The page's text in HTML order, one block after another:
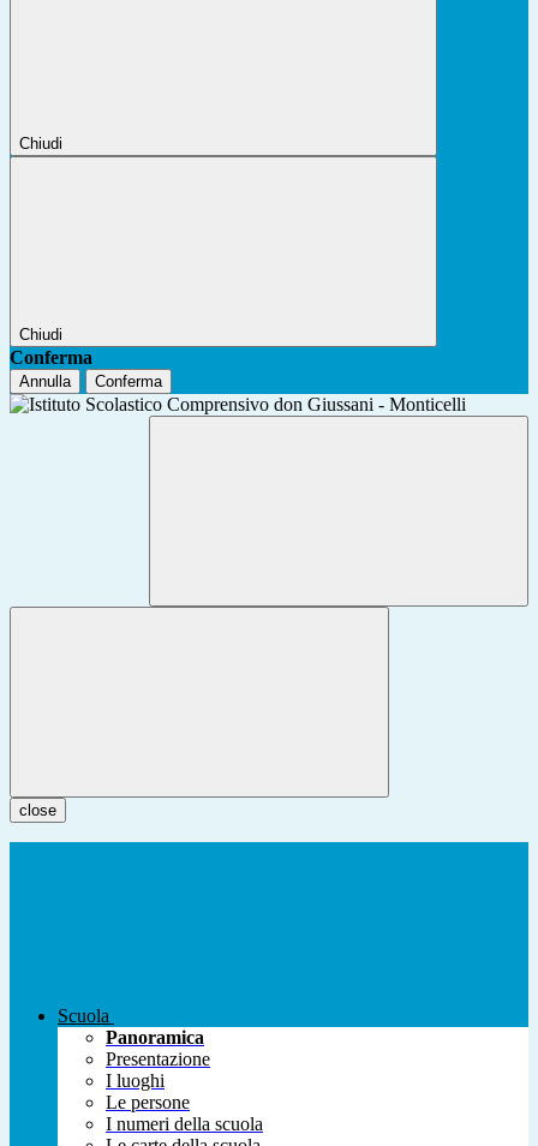
Chiudi
Chiudi
Conferma
Annulla Conferma
close
Scuola
Panoramica
Presentazione
I luoghi
Le persone
I numeri della scuola